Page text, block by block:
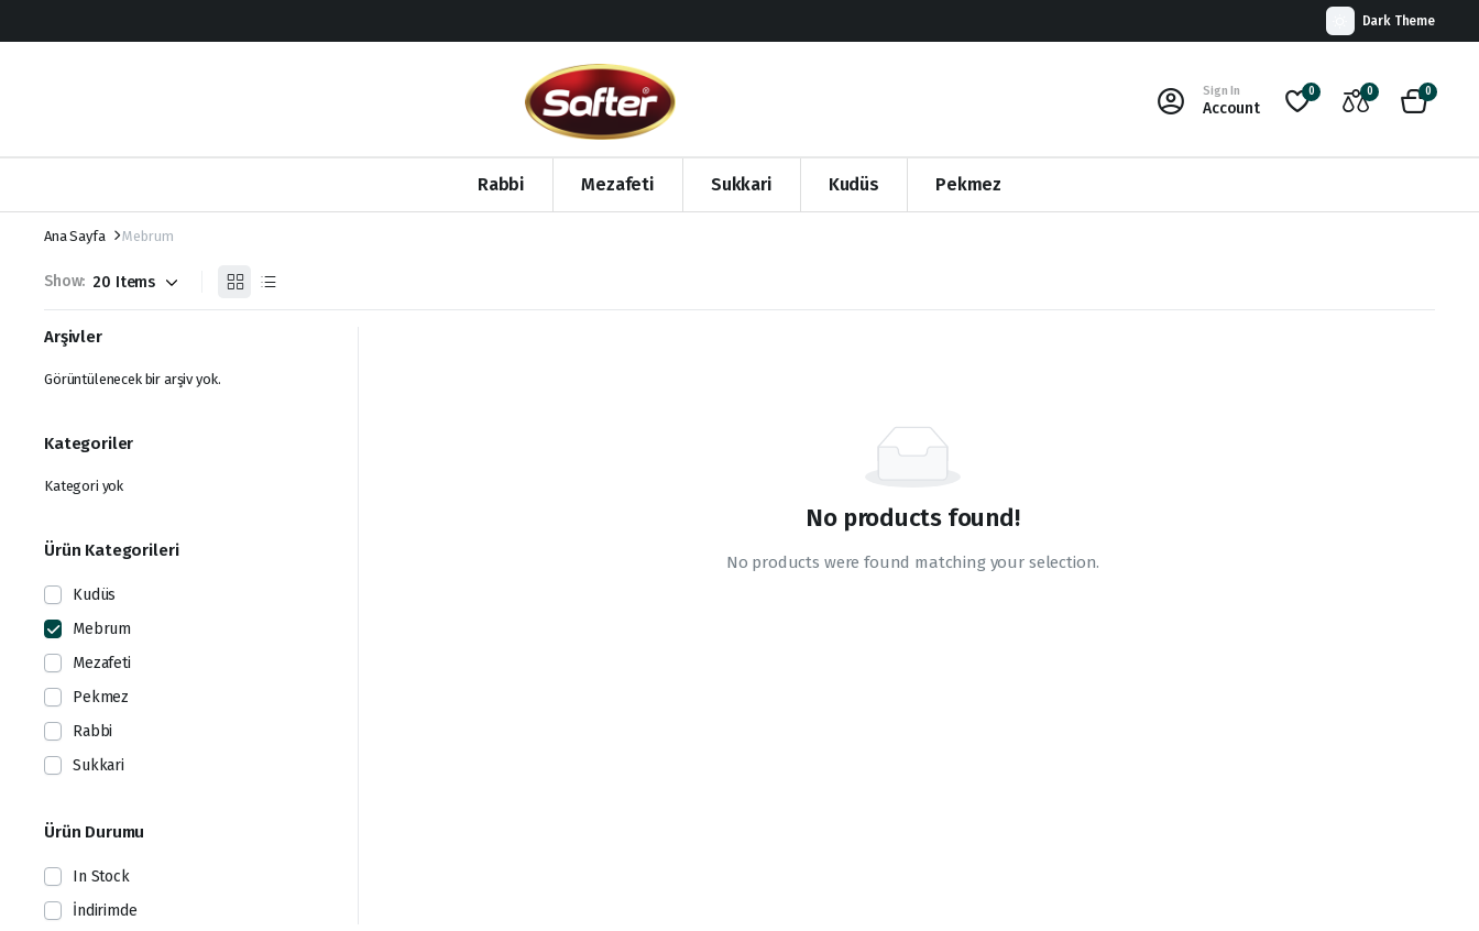
Dark Theme
Sign In
Account
0 0 0
Rabbi Mezafeti Sukkari Kudüs Pekmez
Ana Sayfa Mebrum
Show:
No products found!
No products were found matching your selection.
Arşivler
Görüntülenecek bir arşiv yok.
Kategoriler
Kategori yok
Ürün Kategorileri
Kudüs
Mebrum
Mezafeti
Pekmez
Rabbi
Sukkari
Ürün Durumu
In Stock
İndirimde